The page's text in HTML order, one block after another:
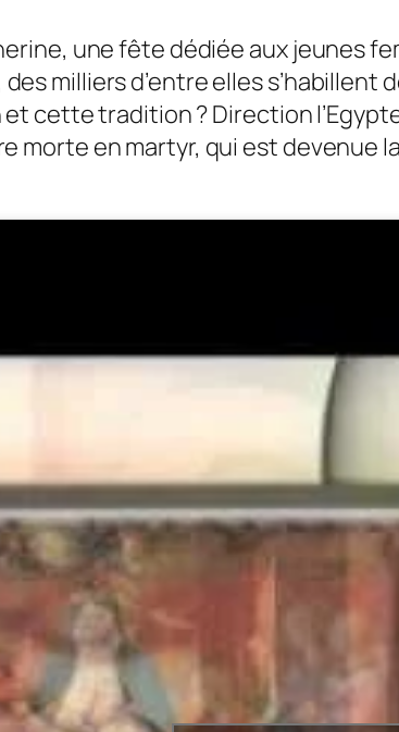
une fête dédiée aux jeunes
milliers d’entre elles
cette tradition ? Direction
morte en martyr, qui est devenue